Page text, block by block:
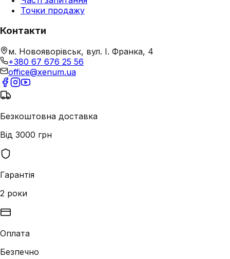
Точки продажу
Контакти
м. Новояворівськ, вул. І. Франка, 4
+380 67 676 25 56
office@xenum.ua
Безкоштовна доставка
Від 3000 грн
Гарантія
2 роки
Оплата
Безпечно